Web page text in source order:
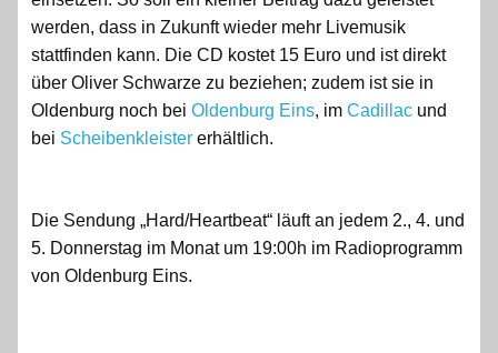
werden, dass in Zukunft wieder mehr Livemusik
stattfinden kann. Die CD kostet 15 Euro und ist direkt
über Oliver Schwarze zu beziehen; zudem ist sie in
Oldenburg noch bei Oldenburg Eins, im Cadillac und
bei Scheibenkleister erhältlich.
Die Sendung „Hard/Heartbeat“ läuft an jedem 2., 4. und
5. Donnerstag im Monat um 19:00h im Radioprogramm
von Oldenburg Eins.